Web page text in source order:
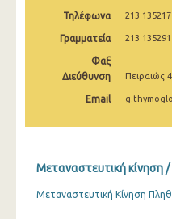
Τηλέφωνα 213
Γραμματεία 213
Φαξ
Διεύθυνση
Πειραιώς
Email
Μεταναστευτική κίνηση
Μεταναστευτική Κίνηση